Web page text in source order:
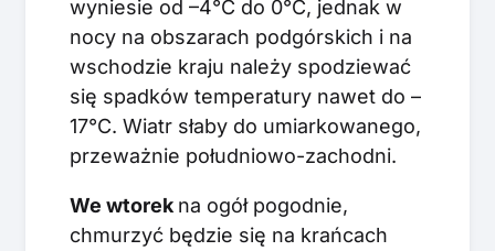
wyniesie od –4°C do 0°C, jednak w
nocy na obszarach podgórskich i na
wschodzie kraju należy spodziewać
się spadków temperatury nawet do –
17°C. Wiatr słaby do umiarkowanego,
przeważnie południowo-zachodni.
We wtorek na ogół pogodnie,
chmurzyć będzie się na krańcach